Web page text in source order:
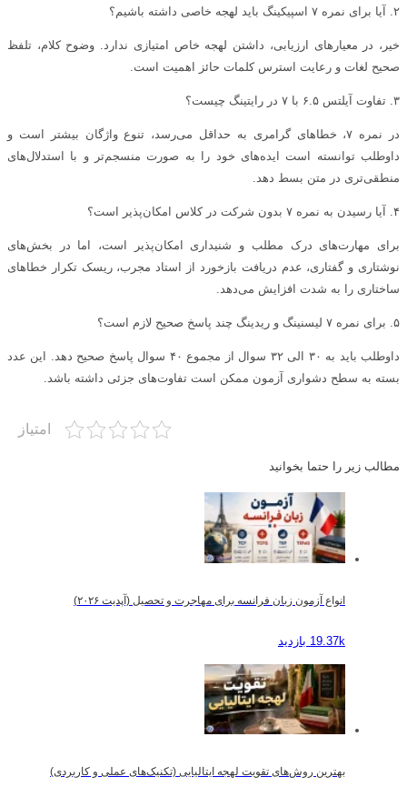
۲. آیا برای نمره ۷ اسپیکینگ باید لهجه خاصی داشته باشیم؟
خیر، در معیارهای ارزیابی، داشتن لهجه خاص امتیازی ندارد. وضوح کلام، تلفظ
صحیح لغات و رعایت استرس کلمات حائز اهمیت است.
۳. تفاوت آیلتس ۶.۵ با ۷ در رایتینگ چیست؟
در نمره ۷، خطاهای گرامری به حداقل می‌رسد، تنوع واژگان بیشتر است و
داوطلب توانسته است ایده‌های خود را به صورت منسجم‌تر و با استدلال‌های
منطقی‌تری در متن بسط دهد.
۴. آیا رسیدن به نمره ۷ بدون شرکت در کلاس امکان‌پذیر است؟
برای مهارت‌های درک مطلب و شنیداری امکان‌پذیر است، اما در بخش‌های
نوشتاری و گفتاری، عدم دریافت بازخورد از استاد مجرب، ریسک تکرار خطاهای
ساختاری را به شدت افزایش می‌دهد.
۵. برای نمره ۷ لیسنینگ و ریدینگ چند پاسخ صحیح لازم است؟
داوطلب باید به ۳۰ الی ۳۲ سوال از مجموع ۴۰ سوال پاسخ صحیح دهد. این عدد
بسته به سطح دشواری آزمون ممکن است تفاوت‌های جزئی داشته باشد.
امتیاز
مطالب زیر را حتما بخوانید
انواع آزمون زبان فرانسه برای مهاجرت و تحصیل (آپدیت ۲۰۲۶)
19.37k بازدید
بهترین روش‌های تقویت لهجه ایتالیایی (تکنیک‌های عملی و کاربردی)